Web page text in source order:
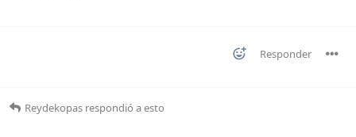
Responder
Reydekopas respondió a esto